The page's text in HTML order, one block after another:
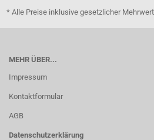
* Alle Preise inklusive gesetzlicher
MEHR ÜBER...
Impressum
Kontaktformular
AGB
Datenschutzerklärung